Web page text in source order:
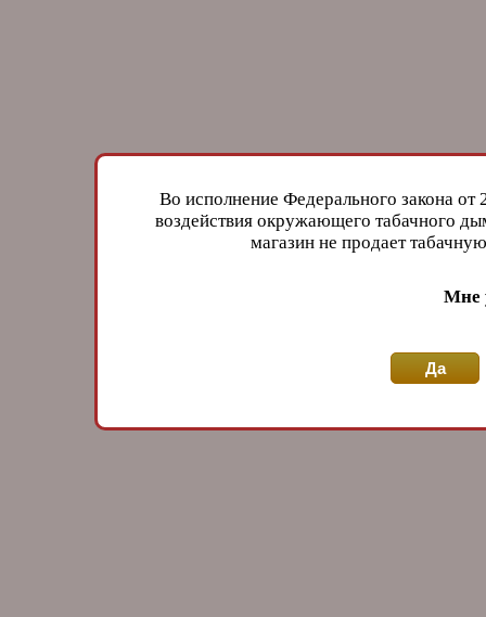
Во исполнение Федерального закона
воздействия окружающего табачного
магазин не продает
Мне
Да